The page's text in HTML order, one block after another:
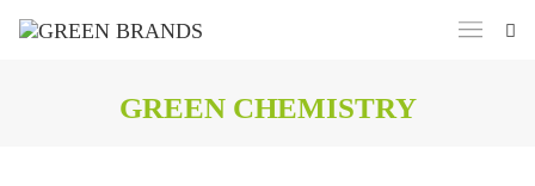
GREEN CHEMISTRY